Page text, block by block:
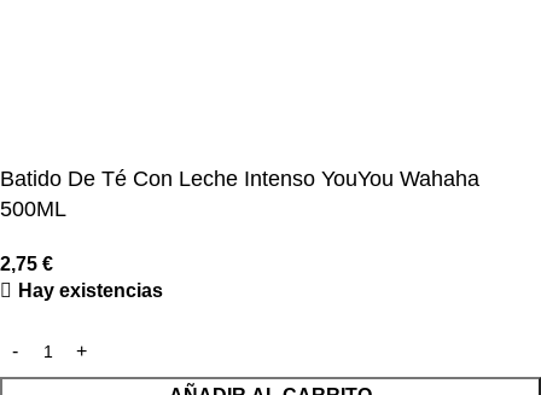
Batido De Té Con Leche Intenso YouYou Wahaha
500ML
2,75 €
Hay existencias